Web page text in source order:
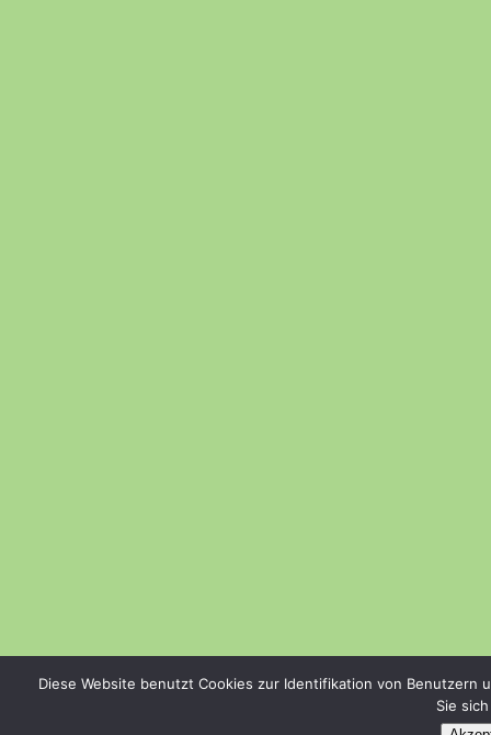
Diese Website benutzt Cookies zur Identifikation von
Sie